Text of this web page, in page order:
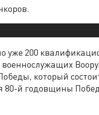
уже 200
который
80-й годовщины